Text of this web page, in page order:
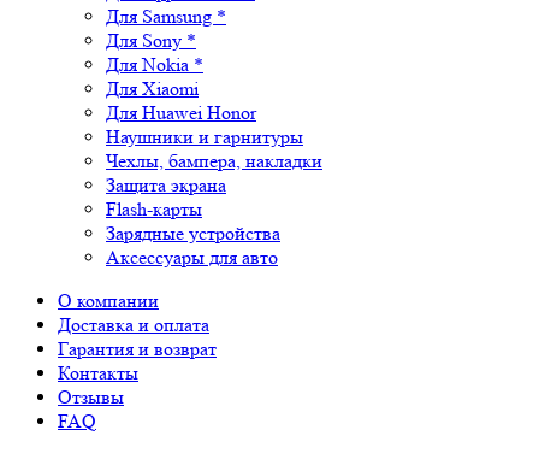
Для Samsung *
Для Sony *
Для Nokia *
Для Xiaomi
Для Huawei Honor
Наушники и гарнитуры
Чехлы, бампера, накладки
Защита экрана
Flash-карты
Зарядные устройства
Аксессуары для авто
О компании
Доставка и оплата
Гарантия и возврат
Контакты
Отзывы
FAQ